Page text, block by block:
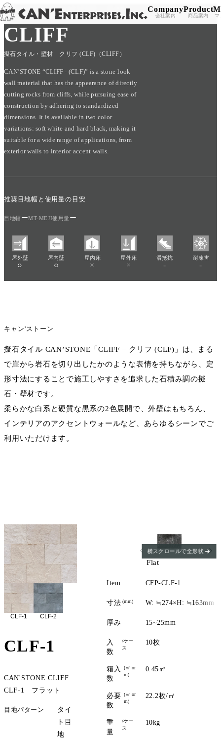
Skip to content Company
会社案内
Product
商品案内 マ
TOP / PRODUCT /
CLIFF
擬石タイル・壁材 クリフ (CLF)（CLIFF）
CAN’STONE “CLIFF - (CLF)” is a stone-look
wall material that has the appearance of directly
cutting rocks from cliffs, while pursuing ease of
construction by adhering to standardized
dimensions. It is available in two color
variations: soft white and hard black, making it
suitable for a wide range of applications, from
exterior walls to interior accent walls.
推奨目地幅と使用量の目安
目地幅 ーMT-MEJI使用量ー
屋外壁
○
屋内壁
○
屋内床
×
屋外床
×
滑抵抗
-
耐凍害
-
キャン'ストーン
擬石タイル CAN’STONE「CLIFF – クリフ (CLF)」は、まる
で崖から岩石を切り出したかのような表情を持ちながら、定
形寸法にすることで施工しやすさを追求した石積み調の擬
石・壁材です。
柔らかな白系と硬質な黒系の2色展開で、外壁はもちろん、
インテリアのアクセントウォールなど、あらゆるシーンでご
利用いただけます。
CLF-1 CLF-2
CLF-1
CAN'STONE CLIFF
CLF-1 フラット
目地パターン
タイ
ト目
地
Item
寸法 (mm)
厚み
入
数
/ケー
ス
箱入
数
(㎡ or
m)
必要
数
(㎡ or
m)
重
量
/ケー
ス
Flat
CFP-CLF-1
W: ≒274×H: ≒163mm
15~25mm
10枚
0.45㎡
22.2枚/㎡
10kg
横スクロールで全形状